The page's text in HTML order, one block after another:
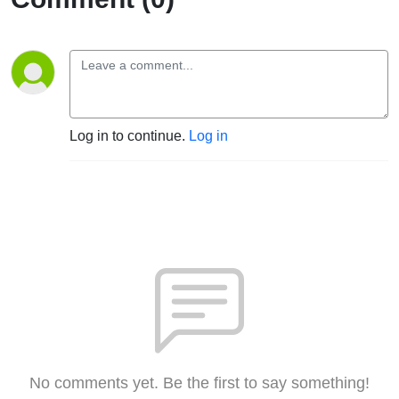
Log in to continue. Log in
No comments yet. Be the first to say something!